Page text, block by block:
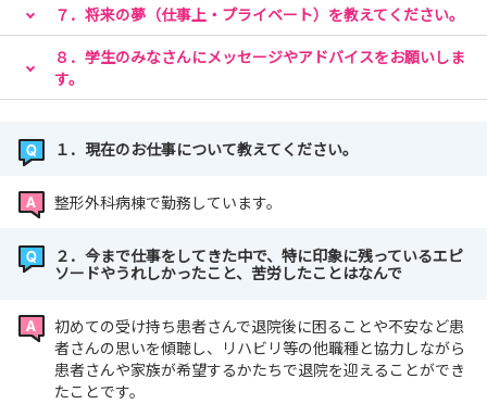
７．将来の夢（仕事上・プライベート）を教えてください。
８．学生のみなさんにメッセージやアドバイスをお願いしま
す。
１．現在のお仕事について教えてください。
整形外科病棟で勤務しています。
２．今まで仕事をしてきた中で、特に印象に残っているエピ
ソードやうれしかったこと、苦労したことはなんで
初めての受け持ち患者さんで退院後に困ることや不安など患
者さんの思いを傾聴し、リハビリ等の他職種と協力しながら
患者さんや家族が希望するかたちで退院を迎えることができ
たことです。